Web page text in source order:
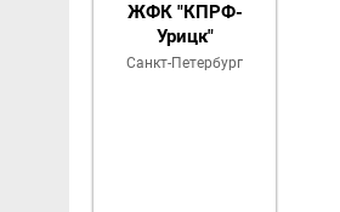
ЖФК "КПРФ-
Урицк"
Санкт-Петербург